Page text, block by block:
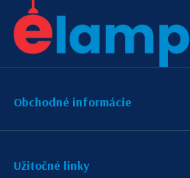
Obchodné informácie
Užitočné linky